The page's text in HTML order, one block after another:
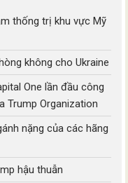
thống trị khu vực Mỹ
không cho Ukraine
One lần đầu công
Trump Organization
nặng của các hãng
hậu thuẫn